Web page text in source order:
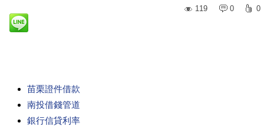
119
0 0
苗栗證件借款
南投借錢管道
銀行信貸利率